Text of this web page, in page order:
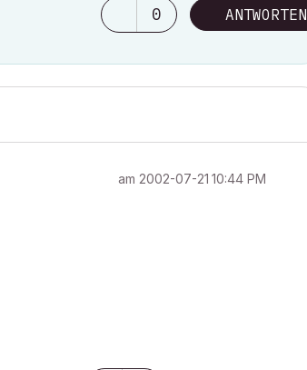
0 ANTWORTEN
am ‎2002-07-21 10:44 PM